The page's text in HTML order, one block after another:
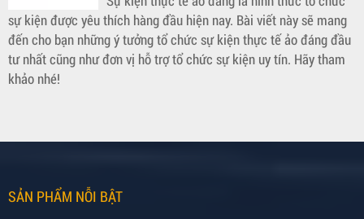
sự kiện được yêu thích hàng đầu hiện nay. Bài viết này sẽ mang
đến cho bạn những ý tưởng tổ chức sự kiện thực tế ảo đáng đầu
tư nhất cũng như đơn vị hỗ trợ tổ chức sự kiện uy tín. Hãy tham
khảo nhé!
SẢN PHẨM NỖI BẬT